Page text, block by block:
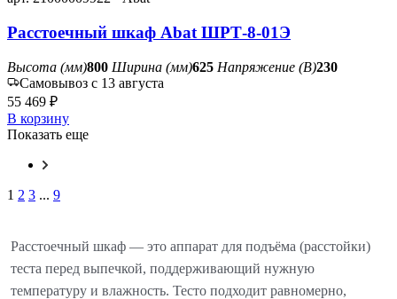
Расстоечный шкаф Abat ШРТ-8-01Э
Высота (мм)800 Ширина (мм)625 Напряжение (В)230
Самовывоз с 13 августа
55 469 ₽
В корзину
Показать еще
1 2 3 ... 9
Расстоечный шкаф — это аппарат для подъёма (расстойки)
теста перед выпечкой, поддерживающий нужную
температуру и влажность. Тесто подходит равномерно,